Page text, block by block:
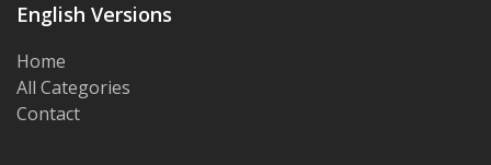
English Versions
Home
All Categories
Contact